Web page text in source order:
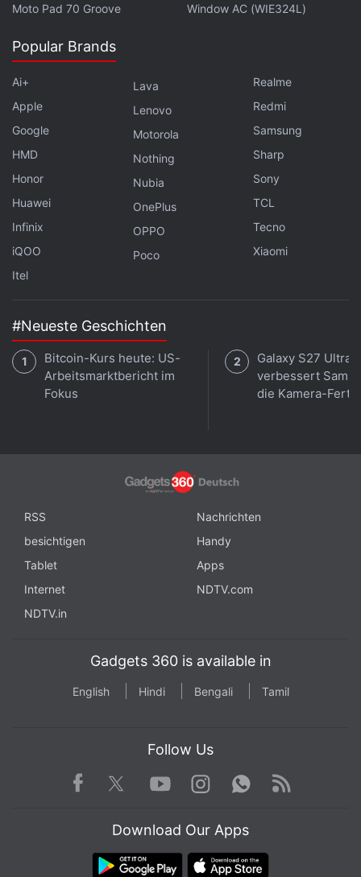
Moto Pad 70 Groove
Window AC (WIE324L)
Popular Brands
Ai+
Apple
Google
HMD
Honor
Huawei
Infinix
iQOO
Itel
Lava
Lenovo
Motorola
Nothing
Nubia
OnePlus
OPPO
Poco
Realme
Redmi
Samsung
Sharp
Sony
TCL
Tecno
Xiaomi
#Neueste Geschichten
Bitcoin-Kurs heute: US-
Arbeitsmarktbericht im
Fokus
Galaxy S27 Ultra:
verbessert
die Kamera-
RSS
Nachrichten
besichtigen
Handy
Tablet
Apps
Internet
NDTV.com
NDTV.in
Gadgets 360 is available in
English Hindi Bengali Tamil
Follow Us
Facebook TwitterYoutube
Instagram WhatsApp
Rss
Download Our Apps